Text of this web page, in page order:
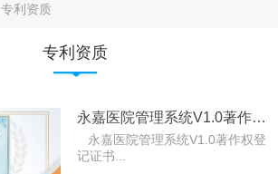
专利资质
专利资质
永嘉医院管理系统​V1.0著作权登记证书
永嘉医院管理系统V1.0著作权登
记证书...